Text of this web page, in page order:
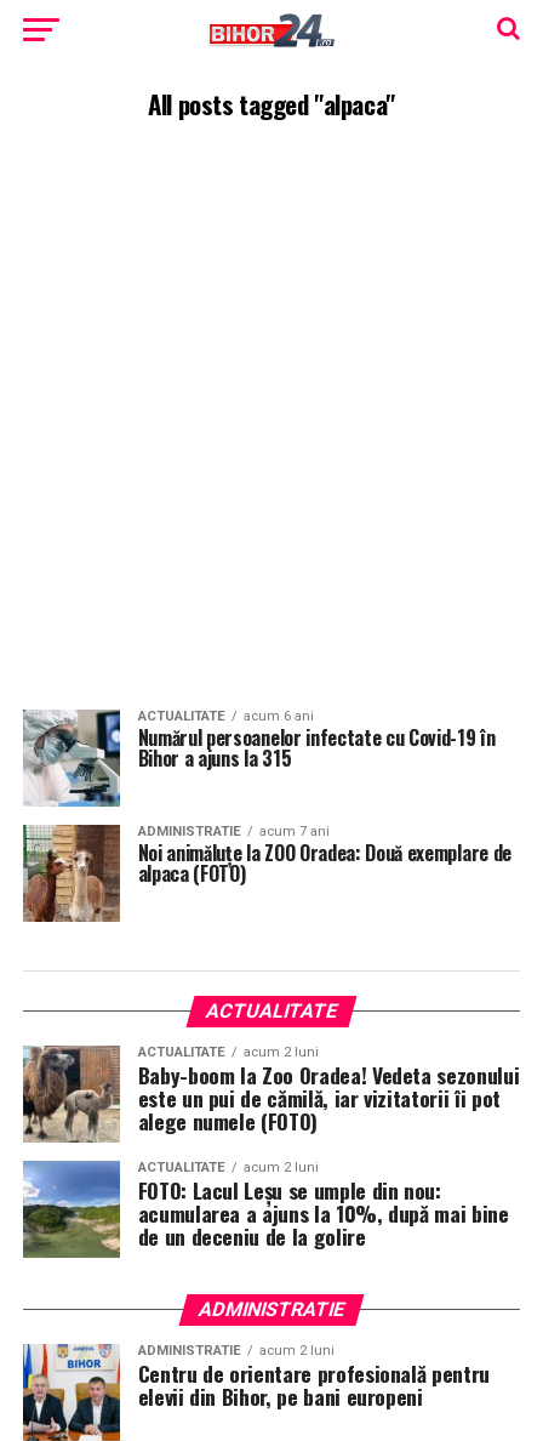
All posts tagged "alpaca"
ACTUALITATE acum 6 ani
Numărul persoanelor infectate cu Covid-19 în
Bihor a ajuns la 315
ADMINISTRATIE acum 7 ani
Noi animăluțe la ZOO Oradea: Două exemplare de
alpaca (FOTO)
ACTUALITATE
ACTUALITATE acum 2 luni
Baby-boom la Zoo Oradea! Vedeta sezonului
este un pui de cămilă, iar vizitatorii îi pot
alege numele (FOTO)
ACTUALITATE acum 2 luni
FOTO: Lacul Leșu se umple din nou:
acumularea a ajuns la 10%, după mai bine
de un deceniu de la golire
ADMINISTRATIE
ADMINISTRATIE acum 2 luni
Centru de orientare profesională pentru
elevii din Bihor, pe bani europeni